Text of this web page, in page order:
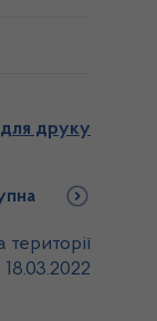
для друку